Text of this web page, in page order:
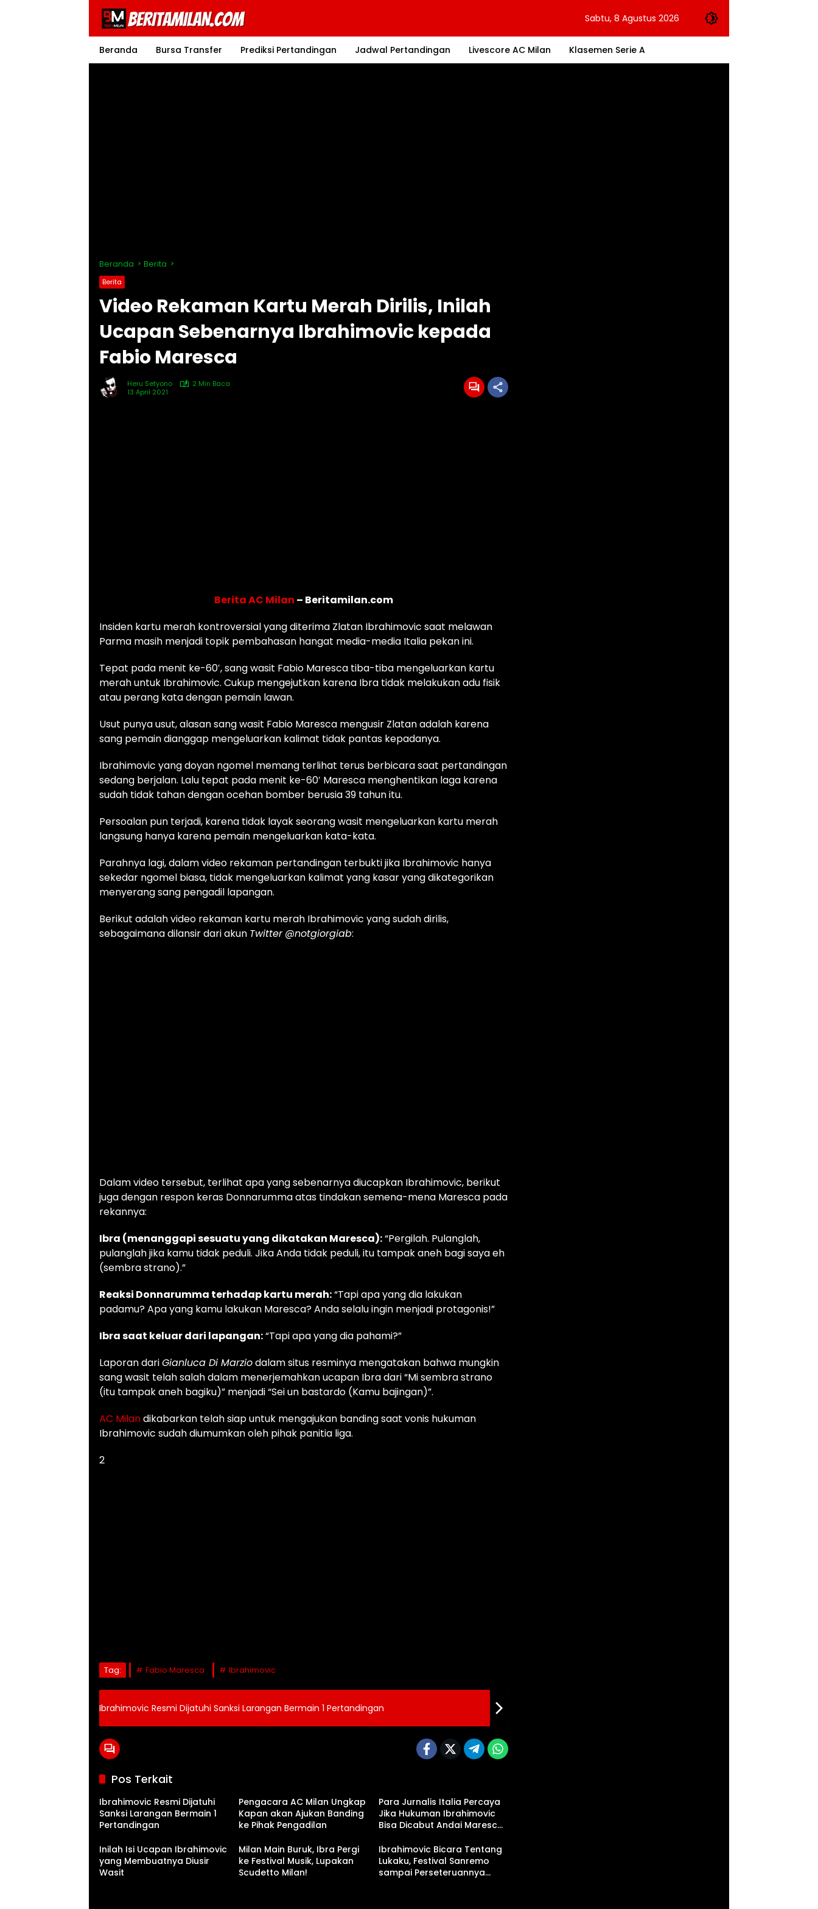
Sabtu, 8 Agustus 2026
Beranda Bursa Transfer Prediksi Pertandingan Jadwal Pertandingan Livescore AC Milan Klasemen Serie A
Beranda Berita
Berita
Video Rekaman Kartu Merah Dirilis, Inilah
Ucapan Sebenarnya Ibrahimovic kepada
Fabio Maresca
Heru Setyono
2 Min Baca
13 April 2021
Berita AC Milan – Beritamilan.com
Insiden kartu merah kontroversial yang diterima Zlatan Ibrahimovic saat melawan
Parma masih menjadi topik pembahasan hangat media-media Italia pekan ini.
Tepat pada menit ke-60′, sang wasit Fabio Maresca tiba-tiba mengeluarkan kartu
merah untuk Ibrahimovic. Cukup mengejutkan karena Ibra tidak melakukan adu fisik
atau perang kata dengan pemain lawan.
Usut punya usut, alasan sang wasit Fabio Maresca mengusir Zlatan adalah karena
sang pemain dianggap mengeluarkan kalimat tidak pantas kepadanya.
Ibrahimovic yang doyan ngomel memang terlihat terus berbicara saat pertandingan
sedang berjalan. Lalu tepat pada menit ke-60′ Maresca menghentikan laga karena
sudah tidak tahan dengan ocehan bomber berusia 39 tahun itu.
Persoalan pun terjadi, karena tidak layak seorang wasit mengeluarkan kartu merah
langsung hanya karena pemain mengeluarkan kata-kata.
Parahnya lagi, dalam video rekaman pertandingan terbukti jika Ibrahimovic hanya
sekedar ngomel biasa, tidak mengeluarkan kalimat yang kasar yang dikategorikan
menyerang sang pengadil lapangan.
Berikut adalah video rekaman kartu merah Ibrahimovic yang sudah dirilis,
sebagaimana dilansir dari akun Twitter @notgiorgiab:
Dalam video tersebut, terlihat apa yang sebenarnya diucapkan Ibrahimovic, berikut
juga dengan respon keras Donnarumma atas tindakan semena-mena Maresca pada
rekannya:
Ibra (menanggapi sesuatu yang dikatakan Maresca):“Pergilah. Pulanglah,
pulanglah jika kamu tidak peduli. Jika Anda tidak peduli, itu tampak aneh bagi saya eh
(sembra strano).”
Reaksi Donnarumma terhadap kartu merah:“Tapi apa yang dia lakukan
padamu? Apa yang kamu lakukan Maresca? Anda selalu ingin menjadi protagonis!”
Ibra saat keluar dari lapangan:“Tapi apa yang dia pahami?”
Laporan dariGianluca Di Marziodalam situs resminya mengatakan bahwa mungkin
sang wasit telah salah dalam menerjemahkan ucapan Ibra dari “Mi sembra strano
(itu tampak aneh bagiku)” menjadi “Sei un bastardo (Kamu bajingan)”.
AC Milandikabarkan telah siap untuk mengajukan banding saat vonis hukuman
Ibrahimovic sudah diumumkan oleh pihak panitia liga.
2
Tag: Fabio Maresca Ibrahimovic
Ibrahimovic Resmi Dijatuhi Sanksi Larangan Bermain 1 Pertandingan
Pos Terkait
Ibrahimovic Resmi Dijatuhi
Sanksi Larangan Bermain 1
Pertandingan
Pengacara AC Milan Ungkap
Kapan akan Ajukan Banding
ke Pihak Pengadilan
Para Jurnalis Italia Percaya
Jika Hukuman Ibrahimovic
Bisa Dicabut Andai Maresca
Inilah Isi Ucapan Ibrahimovic
yang Membuatnya Diusir
Wasit
Milan Main Buruk, Ibra Pergi
ke Festival Musik, Lupakan
Scudetto Milan!
Ibrahimovic Bicara Tentang
Lukaku, Festival Sanremo
sampai Perseteruannya